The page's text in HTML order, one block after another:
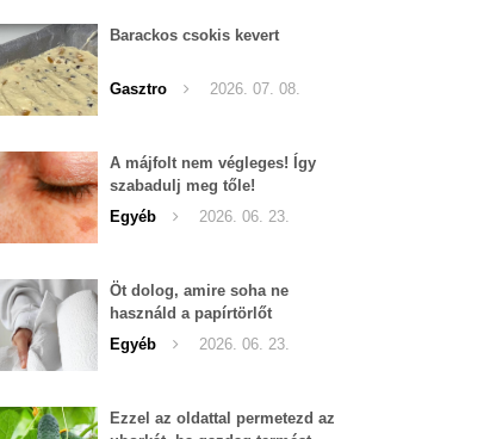
Barackos csokis kevert
Gasztro 2026. 07. 08.
A májfolt nem végleges! Így
szabadulj meg tőle!
Egyéb
2026. 06. 23.
Öt dolog, amire soha ne
használd a papírtörlőt
Egyéb
2026. 06. 23.
Ezzel az oldattal permetezd az